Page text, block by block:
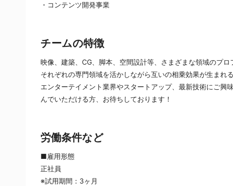
・コンテンツ開発事業
チームの特徴
映像、建築、CG、脚本、空間設計等、さまざまな領域のプロ
それぞれの専門領域を活かしながら互いの相乗効果が生まれ
エンターテイメント業界やスタートアップ、最新技術にご興
んでいただける方、お待ちしております！
労働条件など
■雇用形態
正社員
※試用期間：3ヶ月